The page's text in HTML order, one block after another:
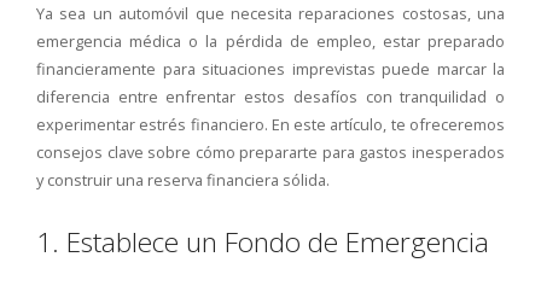
Ya sea un automóvil que necesita reparaciones costosas, una
emergencia médica o la pérdida de empleo, estar preparado
financieramente para situaciones imprevistas puede marcar la
diferencia entre enfrentar estos desafíos con tranquilidad o
experimentar estrés financiero. En este artículo, te ofreceremos
consejos clave sobre cómo prepararte para gastos inesperados
y construir una reserva financiera sólida.
1. Establece un Fondo de Emergencia